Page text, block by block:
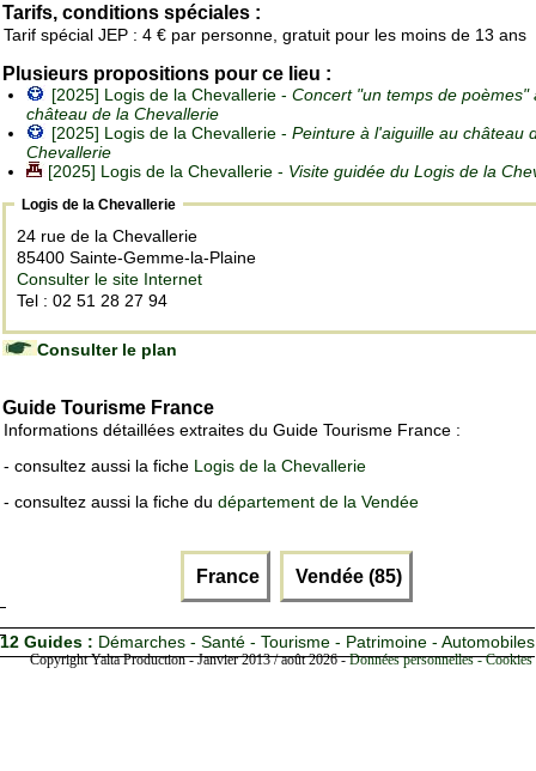
Tarifs, conditions spéciales :
Tarif spécial JEP : 4 € par personne, gratuit pour les moins de 13 ans
Plusieurs propositions pour ce lieu :
[2025] Logis de la Chevallerie - Concert "un temps de poèmes"
château de la Chevallerie
[2025] Logis de la Chevallerie - Peinture à l'aiguille au château
Chevallerie
[2025] Logis de la Chevallerie - Visite guidée du Logis de la
Logis de la Chevallerie
24 rue de la Chevallerie
85400 Sainte-Gemme-la-Plaine
Consulter le site Internet
Tel : 02 51 28 27 94
Consulter le plan
Guide Tourisme France
Informations détaillées extraites du Guide Tourisme France :
- consultez aussi la fiche Logis de la Chevallerie
- consultez aussi la fiche du département de la Vendée
France Vendée (85)
12 Guides : Démarches - Santé - Tourisme - Patrimoine - Automobiles
Copyright Yalta Production - Janvier 2013 / août 2026 -Données personnelles -